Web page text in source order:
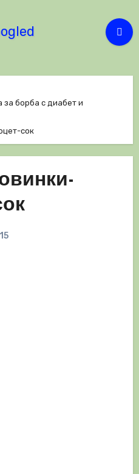
за борба с диабет и
сок